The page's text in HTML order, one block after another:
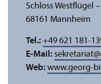
Schloss Westflügel
68161 Mannheim
Tel.: +49 621 181-
E-Mail: sekretariat@
Web: www.georg-